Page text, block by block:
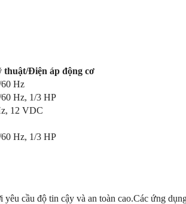
thuật/Điện áp động cơ
60 Hz
Hz, 1/3 HP
12 VDC
Hz, 1/3 HP
cầu độ tin cậy và an toàn cao.Các ứng